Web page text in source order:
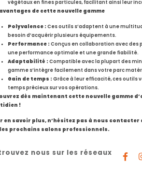
végétaux en fines particules, facilitant ainsi leur
avantages de cette nouvelle gamme
Polyvalence : Ces outils s’adaptent à une
besoin d’acquérir plusieurs équipements.
Performance : Conçus en collaboration avec des
une performance optimale et une grande fiabilité.
Adaptabilité : Compatible avec la plupart des
gamme s’intègre facilement dans votre parc
Gain de temps : Grâce à leur efficacité, ces outils
temps précieux sur vos opérations.
dès maintenant cette nouvelle gamme
!
en savoir plus, n’hésitez pas à nous
prochains salons professionnels.
nous sur les réseaux